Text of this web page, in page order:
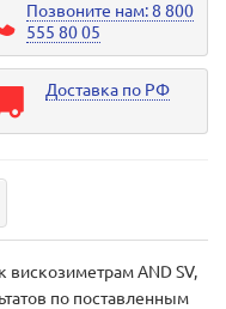
Позвоните нам: 8 800
555 80 05
Доставка по РФ
AND SV,
по поставленным